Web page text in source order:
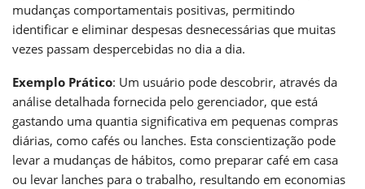
mudanças comportamentais positivas, permitindo
identificar e eliminar despesas desnecessárias que muitas
vezes passam despercebidas no dia a dia.
Exemplo Prático: Um usuário pode descobrir, através da
análise detalhada fornecida pelo gerenciador, que está
gastando uma quantia significativa em pequenas compras
diárias, como cafés ou lanches. Esta conscientização pode
levar a mudanças de hábitos, como preparar café em casa
ou levar lanches para o trabalho, resultando em economias